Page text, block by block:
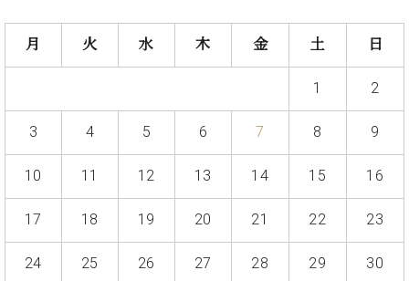
レ
デ
C.
ヒ
造
番
ュ
タ
ペ
ー
ン
ー
ト
レ
サ
ロ
調
学
ぶ
方
で
迎。
シュ
タイ
ン・
月 火 水 木 金 土 日
1 2
3 4 5 6 7 8 9
10 11 12 13 14 15 16
17 18 19 20 21 22 23
24 25 26 27 28 29 30